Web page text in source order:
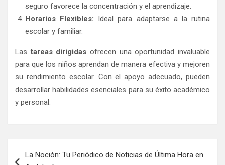
seguro favorece la concentración y el aprendizaje.
Horarios Flexibles: Ideal para adaptarse a la rutina
escolar y familiar.
Lastareas dirigidasofrecen una oportunidad invaluable
para que los niños aprendan de manera efectiva y mejoren
su rendimiento escolar. Con el apoyo adecuado, pueden
desarrollar habilidades esenciales para su éxito académico
y personal.
La Noción: Tu Periódico de Noticias de Última Hora en